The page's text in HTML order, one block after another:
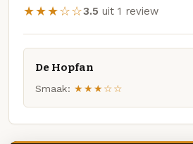
★★★☆☆3.5 uit 1 review
De Hopfan
Smaak: ★★★☆☆